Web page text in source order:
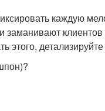
каждую
клиентов
этого,